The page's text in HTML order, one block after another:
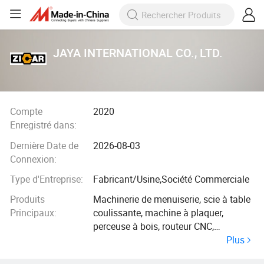
JAYA INTERNATIONAL CO., LTD.
Compte
Enregistré dans:
2020
Dernière Date de
Connexion:
2026-08-03
Type d'Entreprise:
Fabricant/Usine,Société Commerciale
Produits
Principaux:
Machinerie de menuiserie, scie à table
coulissante, machine à plaquer,
perceuse à bois, routeur CNC,
collecteur de poussière, machine àPlus